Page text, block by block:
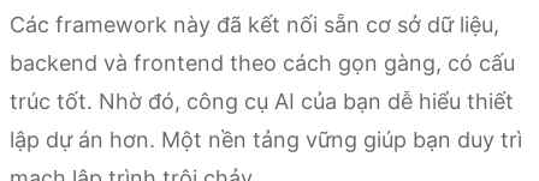
Các framework này đã kết nối sẵn cơ sở dữ liệu,
backend và frontend theo cách gọn gàng, có cấu
trúc tốt. Nhờ đó, công cụ AI của bạn dễ hiểu thiết
lập dự án hơn. Một nền tảng vững giúp bạn duy trì